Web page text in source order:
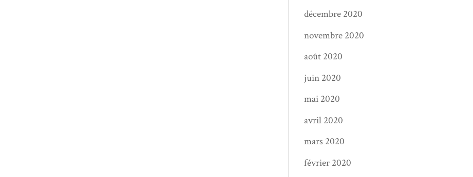
décembre 2020
novembre 2020
août 2020
juin 2020
mai 2020
avril 2020
mars 2020
février 2020